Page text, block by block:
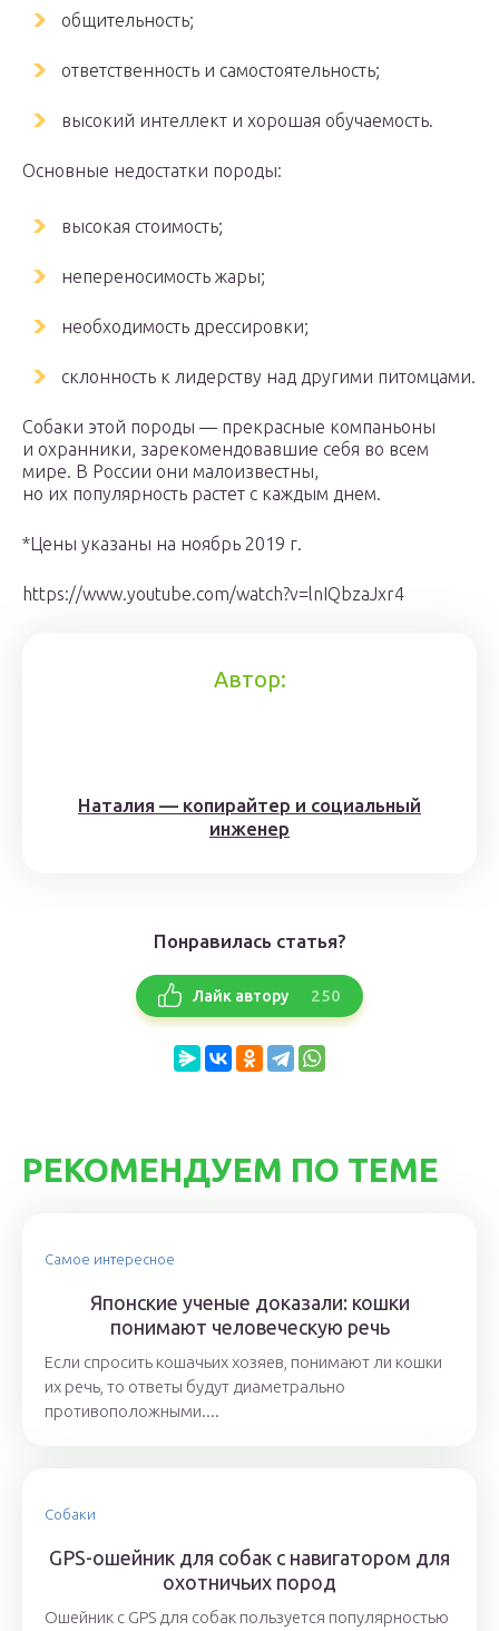
общительность;
ответственность и самостоятельность;
высокий интеллект и хорошая обучаемость.
Основные недостатки породы:
высокая стоимость;
непереносимость жары;
необходимость дрессировки;
склонность к лидерству над другими питомцами.
Собаки этой породы — прекрасные компаньоны
и охранники, зарекомендовавшие себя во всем
мире. В России они малоизвестны,
но их популярность растет с каждым днем.
*Цены указаны на ноябрь 2019 г.
https://www.youtube.com/watch?v=lnIQbzaJxr4
Автор:
Наталия — копирайтер и социальный
инженер
Понравилась статья?
Лайк автору 250
РЕКОМЕНДУЕМ ПО ТЕМЕ
Самое интересное
Японские ученые доказали: кошки
понимают человеческую речь
Если спросить кошачьих хозяев, понимают ли кошки
их речь, то ответы будут диаметрально
противоположными....
Собаки
GPS-ошейник для собак с навигатором для
охотничьих пород
Ошейник с GPS для собак пользуется популярностью